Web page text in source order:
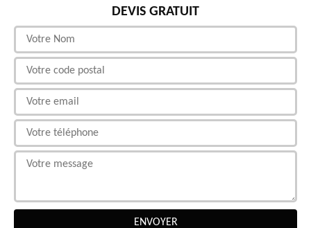
DEVIS GRATUIT